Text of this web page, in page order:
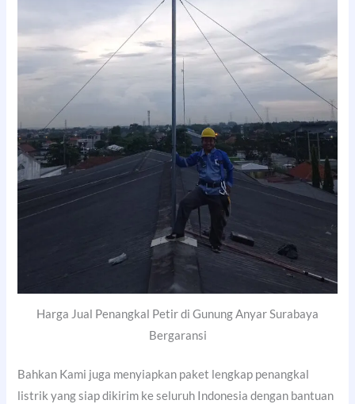
Harga Jual Penangkal Petir di Gunung Anyar Surabaya
Bergaransi
Bahkan Kami juga menyiapkan paket lengkap penangkal
listrik yang siap dikirim ke seluruh Indonesia dengan bantuan